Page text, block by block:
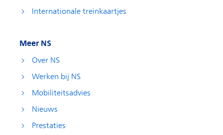
Internationale treinkaartjes
Meer NS
Over NS
Werken bij NS
Mobiliteitsadvies
Nieuws
Prestaties